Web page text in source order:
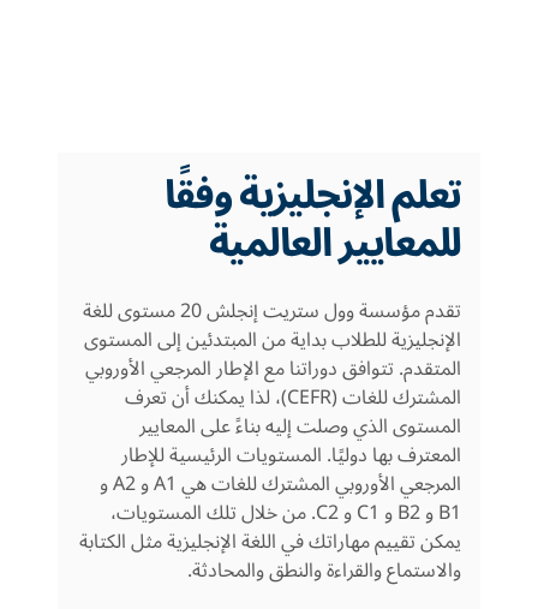
تعلم الإنجليزية وفقًا
للمعايير العالمية
تقدم مؤسسة وول ستريت إنجلش 20 مستوى للغة
الإنجليزية للطلاب بداية من المبتدئين إلى المستوى
المتقدم. تتوافق دوراتنا مع الإطار المرجعي الأوروبي
المشترك للغات (CEFR)، لذا يمكنك أن تعرف
المستوى الذي وصلت إليه بناءً على المعايير
المعترف بها دوليًا. المستويات الرئيسية للإطار
المرجعي الأوروبي المشترك للغات هي A1 و A2 و
B1 و B2 و C1 و C2. من خلال تلك المستويات،
يمكن تقييم مهاراتك في اللغة الإنجليزية مثل الكتابة
والاستماع والقراءة والنطق والمحادثة.